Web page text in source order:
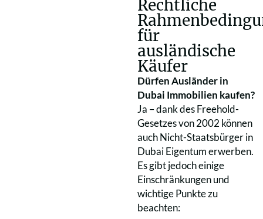
Rechtliche
für
ausländische
Käufer
Dürfen Ausländer in
Dubai Immobilien kaufen?
Ja – dank des Freehold-
Gesetzes von 2002 können
auch Nicht-Staatsbürger in
Dubai Eigentum erwerben.
Es gibt jedoch einige
Einschränkungen und
wichtige Punkte zu
beachten: